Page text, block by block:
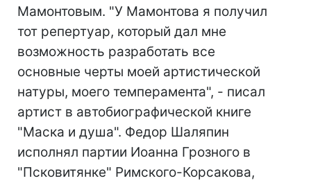
Мамонтовым. "У Мамонтова я получил
тот репертуар, который дал мне
возможность разработать все
основные черты моей артистической
натуры, моего темперамента", - писал
артист в автобиографической книге
"Маска и душа". Федор Шаляпин
исполнял партии Иоанна Грозного в
"Псковитянке" Римского-Корсакова,